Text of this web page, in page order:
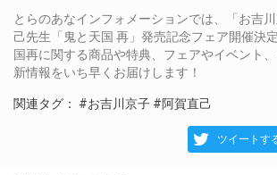
とらのあなインフォメーションでは、「お吉
己先生「鬼と天国 再」発売記念フェア開催決
国再に関する商品や特典、フェアやイベント
新情報をいち早くお届けします！
関連タグ： #お吉川京子 #阿賀直己
ツイートす